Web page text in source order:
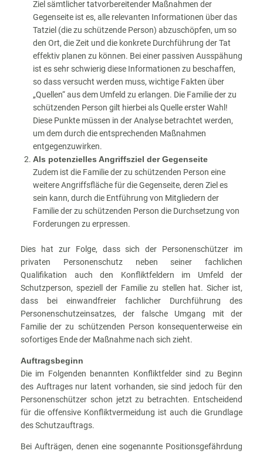
Ziel sämtlicher tatvorbereitender Maßnahmen der
Gegenseite ist es, alle relevanten Informationen über das
Tatziel (die zu schützende Person) abzuschöpfen, um so
den Ort, die Zeit und die konkrete Durchführung der Tat
effektiv planen zu können. Bei einer passiven Ausspähung
ist es sehr schwierig diese Informationen zu beschaffen,
so dass versucht werden muss, wichtige Fakten über
„Quellen“ aus dem Umfeld zu erlangen. Die Familie der zu
schützenden Person gilt hierbei als Quelle erster Wahl!
Diese Punkte müssen in der Analyse betrachtet werden,
um dem durch die entsprechenden Maßnahmen
entgegenzuwirken.
Als potenzielles Angriffsziel der Gegenseite
Zudem ist die Familie der zu schützenden Person eine
weitere Angriffsfläche für die Gegenseite, deren Ziel es
sein kann, durch die Entführung von Mitgliedern der
Familie der zu schützenden Person die Durchsetzung von
Forderungen zu erpressen.
Dies hat zur Folge, dass sich der Personenschützer im
privaten Personenschutz neben seiner fachlichen
Qualifikation auch den Konfliktfeldern im Umfeld der
Schutzperson, speziell der Familie zu stellen hat. Sicher ist,
dass bei einwandfreier fachlicher Durchführung des
Personenschutzeinsatzes, der falsche Umgang mit der
Familie der zu schützenden Person konsequenterweise ein
sofortiges Ende der Maßnahme nach sich zieht.
Auftragsbeginn
Die im Folgenden benannten Konfliktfelder sind zu Beginn
des Auftrages nur latent vorhanden, sie sind jedoch für den
Personenschützer schon jetzt zu betrachten. Entscheidend
für die offensive Konfliktvermeidung ist auch die Grundlage
des Schutzauftrags.
Bei Aufträgen, denen eine sogenannte Positionsgefährdung